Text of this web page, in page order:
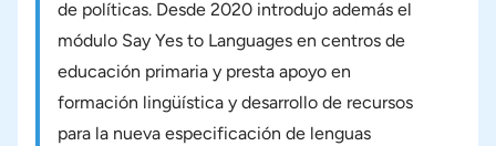
de políticas. Desde 2020 introdujo además el
módulo Say Yes to Languages en centros de
educación primaria y presta apoyo en
formación lingüística y desarrollo de recursos
para la nueva especificación de lenguas